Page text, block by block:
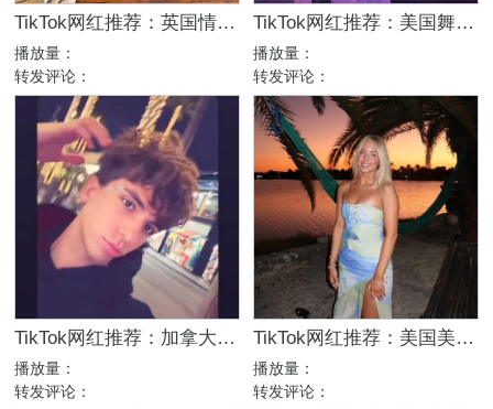
TikTok网红推荐：英国情侣生活旅行博主，互动挑战达人合作
播放量：
转发评论：
TikTok网红推荐：美国舞蹈美女娱乐达人资源
播放量：
转发评论：
TikTok网红推荐：加拿大舞蹈娱乐kol达人
播放量：
转发评论：
TikTok网红推荐：美国美女日常博主，高互动舞蹈服饰达人合作
播放量：
转发评论：